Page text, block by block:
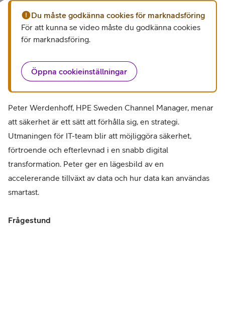
Du måste godkänna cookies för marknadsföring
För att kunna se video måste du godkänna cookies
för marknadsföring.
Öppna cookieinställningar
Peter Werdenhoff, HPE Sweden Channel Manager, menar
att säkerhet är ett sätt att förhålla sig, en strategi.
Utmaningen för IT-team blir att möjliggöra säkerhet,
förtroende och efterlevnad i en snabb digital
transformation. Peter ger en lägesbild av en
accelererande tillväxt av data och hur data kan användas
smartast.
Frågestund